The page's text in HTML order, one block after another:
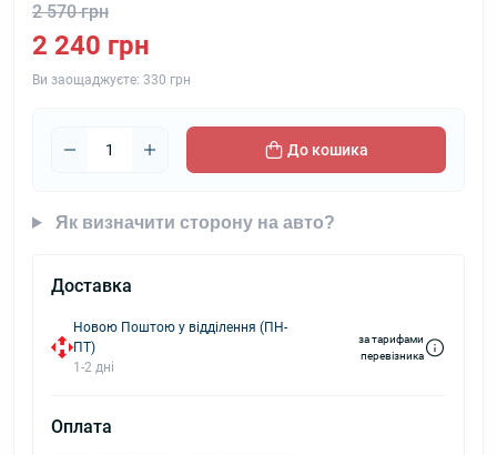
2 570 грн
2 240 грн
Ви заощаджуєте: 330 грн
До кошика
Як визначити сторону на авто?
Доставка
Новою Поштою у відділення (ПН-
ПТ)
1-2 дні
за тарифами
перевізника
Оплата